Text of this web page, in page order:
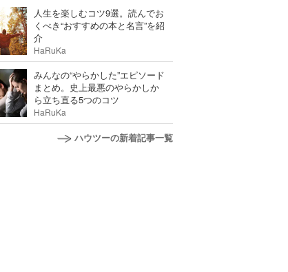
人生を楽しむコツ9選。読んでお
くべき“おすすめの本と名言”を紹
介
HaRuKa
みんなの“やらかした”エピソード
まとめ。史上最悪のやらかしか
ら立ち直る5つのコツ
HaRuKa
ハウツーの新着記事一覧